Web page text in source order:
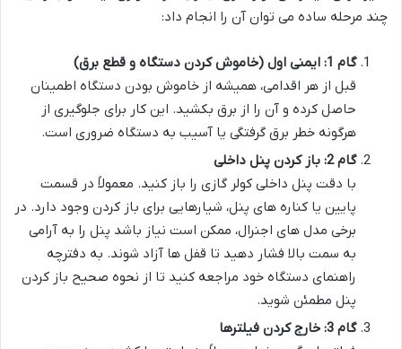
چند مرحله ساده می توان آن را انجام داد:
گام 1: ایمنی اول (خاموش کردن دستگاه و قطع برق)
قبل از هر اقدامی، همیشه از خاموش بودن دستگاه اطمینان
حاصل کرده و آن را از برق بکشید. این کار برای جلوگیری از
هرگونه خطر برق گرفتگی یا آسیب به دستگاه ضروری است.
گام 2: باز کردن پنل داخلی
با دقت پنل داخلی کولر گازی را باز کنید. معمولاً در قسمت
پایین یا کناره های پنل، شیارهایی برای باز کردن وجود دارد. در
برخی مدل های اجنرال، ممکن است نیاز باشد پنل را به آرامی
به سمت بالا فشار دهید تا قفل ها آزاد شوند. به دفترچه
راهنمای دستگاه خود مراجعه کنید تا از نحوه صحیح باز کردن
پنل مطمئن شوید.
گام 3: خارج کردن فیلترها